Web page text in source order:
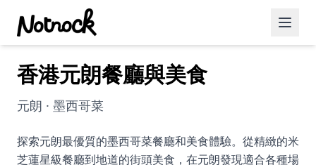
精選活動
博客文章
約會好去處
香港元朗餐廳與美食
元朗 · 墨西哥菜
探索元朗最優質的墨西哥菜餐廳和美食體驗。從精緻的米
芝蓮星級餐廳到地道的街頭美食，在元朗發現適合各種場